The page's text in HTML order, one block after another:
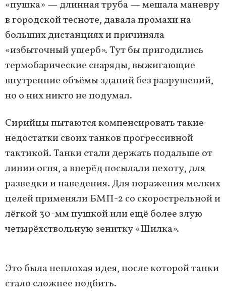
«пушка» — длинная труба — мешала маневру
в городской тесноте, давала промахи на
больших дистанциях и причиняла
«избыточный ущерб». Тут бы пригодились
термобарические снаряды, выжигающие
внутренние объёмы зданий без разрушений,
но о них никто не подумал.
Сирийцы пытаются компенсировать такие
недостатки своих танков прогрессивной
тактикой. Танки стали держать подальше от
линии огня, а вперёд посылали пехоту, для
разведки и наведения. Для поражения мелких
целей применяли БМП-2 со скорострельной и
лёгкой 30-мм пушкой или ещё более злую
четырёхствольную зенитку «Шилка».
Это была неплохая идея, после которой танки
стало сложнее подбить.